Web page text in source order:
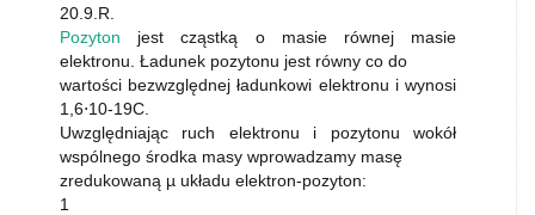
20.9.R.
Pozyton jest cząstką o masie równej masie
elektronu. Ładunek pozytonu jest równy co do
wartości bezwzględnej ładunkowi elektronu i wynosi
1,6⋅10-19C.
Uwzględniając ruch elektronu i pozytonu wokół
wspólnego środka masy wprowadzamy masę
zredukowaną µ układu elektron-pozyton:
1